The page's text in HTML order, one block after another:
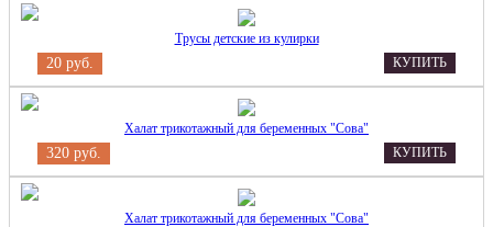
Трусы детские из кулирки
20 руб. КУПИТЬ
Халат трикотажный для беременных "Сова"
320 руб. КУПИТЬ
Халат трикотажный для беременных "Сова"